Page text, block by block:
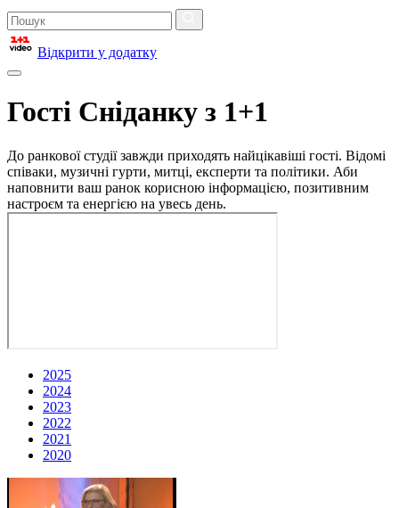
Відкрити у додатку
Гості Сніданку з 1+1
До ранкової студії завжди приходять найцікавіші гості. Відомі
співаки, музичні гурти, митці, експерти та політики. Аби
наповнити ваш ранок корисною інформацією, позитивним
настроєм та енергією на увесь день.
2025
2024
2023
2022
2021
2020